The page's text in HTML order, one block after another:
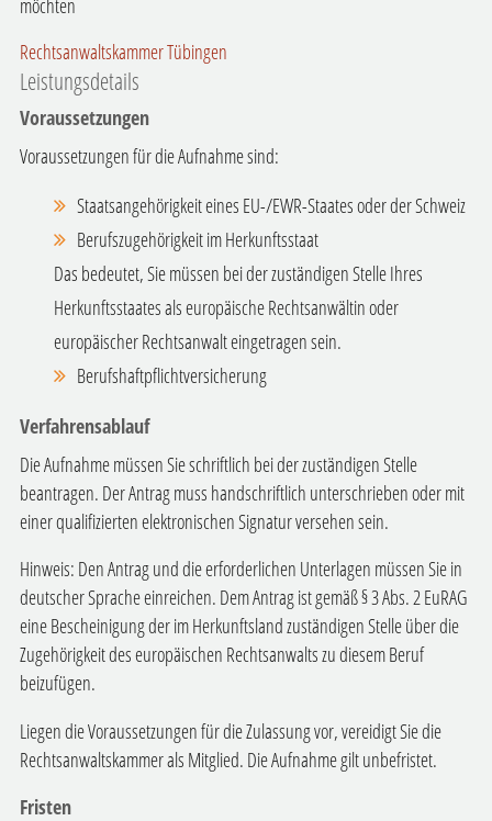
Rechtsanwaltskammer Tübingen
Leistungsdetails
Voraussetzungen
Voraussetzungen für die Aufnahme sind:
Staatsangehörigkeit eines EU-/EWR-Staates oder der Schweiz
Berufszugehörigkeit im Herkunftsstaat
Das bedeutet, Sie müssen bei der zuständigen Stelle Ihres
Herkunftsstaates als europäische Rechtsanwältin oder
europäischer Rechtsanwalt eingetragen sein.
Berufshaftpflichtversicherung
Verfahrensablauf
Die Aufnahme müssen Sie schriftlich bei der zuständigen Stelle
beantragen. Der Antrag muss handschriftlich unterschrieben oder mit
einer qualifizierten elektronischen Signatur versehen sein.
Hinweis: Den Antrag und die erforderlichen Unterlagen müssen Sie in
deutscher Sprache einreichen. Dem Antrag ist gemäß § 3 Abs. 2 EuRAG
eine Bescheinigung der im Herkunftsland zuständigen Stelle über die
Zugehörigkeit des europäischen Rechtsanwalts zu diesem Beruf
beizufügen.
Liegen die Voraussetzungen für die Zulassung vor, vereidigt Sie die
Rechtsanwaltskammer als Mitglied. Die Aufnahme gilt unbefristet.
Fristen